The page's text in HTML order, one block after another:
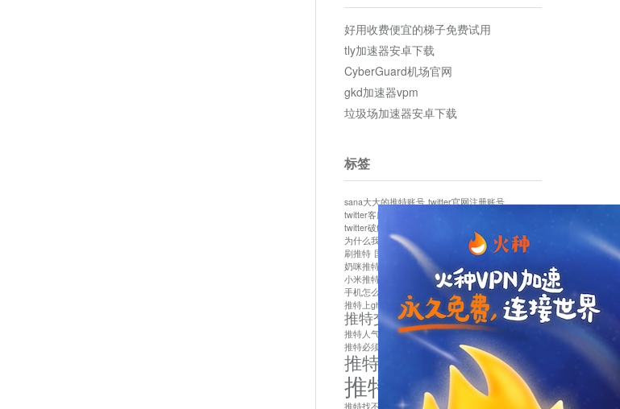
好用收费便宜的梯子免费试用
tly加速器安卓下载
CyberGuard机场官网
gkd加速器vpm
垃圾场加速器安卓下载
标签
sana大大的推特账号 twitter官网注册账号
twitter客服
twitter破解版下载
为什么我推特无法保存设置
作者sana推特是什么
刷推特 国内为什么不能用twitter 国内能用twitter吗
奶咪推特
如何找回推特密码
小米推特闪退是怎么回事 怎么看推特上的视频
手机怎么注册推特账号
推特devil
推特上ghs的女博主
推特交友软件app下载
推特人气萌货小蔡头喵喵喵 推特实名制
推特必须用外网吗
推特怎么取消关联手机号
推特怎么看敏感内容苹果
推特找不到账号 推特注册必须要手机号